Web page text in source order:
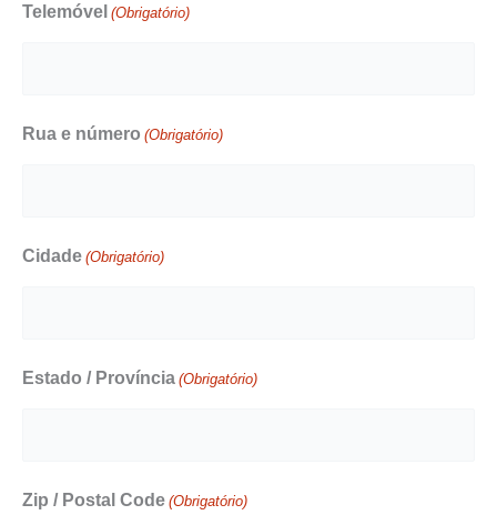
Telemóvel (Obrigatório)
Rua e número (Obrigatório)
Cidade (Obrigatório)
Estado / Província (Obrigatório)
Zip / Postal Code (Obrigatório)